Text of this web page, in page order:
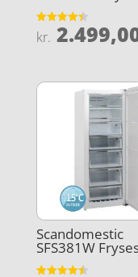
Vurderet
4.4
kr.
Scandomestic
SFS381W